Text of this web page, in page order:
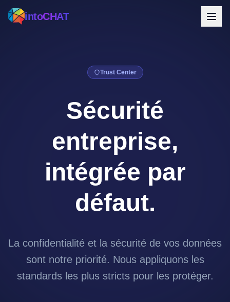
intoCHAT
Trust Center
Sécurité
entreprise,
intégrée par
défaut.
La confidentialité et la sécurité de vos données
sont notre priorité. Nous appliquons les
standards les plus stricts pour les protéger.